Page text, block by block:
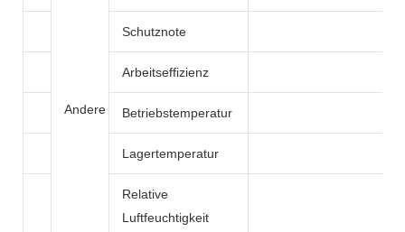
Andere
Schutznote
Arbeitseffizienz
Betriebstemperatur
Lagertemperatur
Relative
Luftfeuchtigkeit